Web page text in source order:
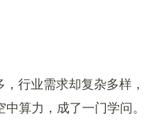
行业需求却复杂多样，
算力，成了一门学问。